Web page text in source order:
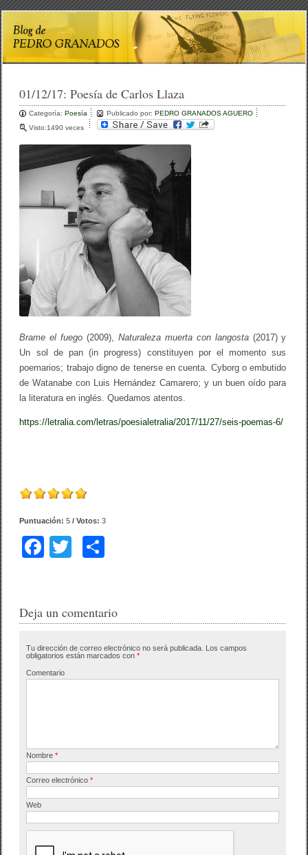
01/12/17:Poesía de Carlos Llaza
Categoría:Poesía Publicado por:PEDRO GRANADOS AGUERO
Visto:1490 veces
Brame el fuego (2009),Naturaleza muerta con langosta(2017) y
Un sol de pan (in progress) constituyen por el momento sus
poemarios; trabajo digno de tenerse en cuenta. Cyborg o embutido
de Watanabe con Luis Hernández Camarero; y un buen oído para
la literatura en inglés. Quedamos atentos.
https://letralia.com/letras/poesialetralia/2017/11/27/seis-poemas-6/
Puntuación:5 / Votos:3
F
e
o
o
er p
tir
Deja un comentario
Tu dirección de correo electrónico no será publicada. Los campos
obligatorios están marcados con*
Comentario
Nombre*
Correo electrónico*
Web